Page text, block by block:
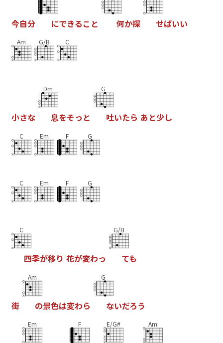
今自分 にできるこ と 何か探 せばいい
Am G/B C
小さな
Dm
息をそっ と
G
吐いたら あ と少し
C Em F G
C Em F G
C
四季が移り 花が変わっ
G/B
ても
街
Am
の景色は変わら
G
ないだろう
Em F E/G# Am